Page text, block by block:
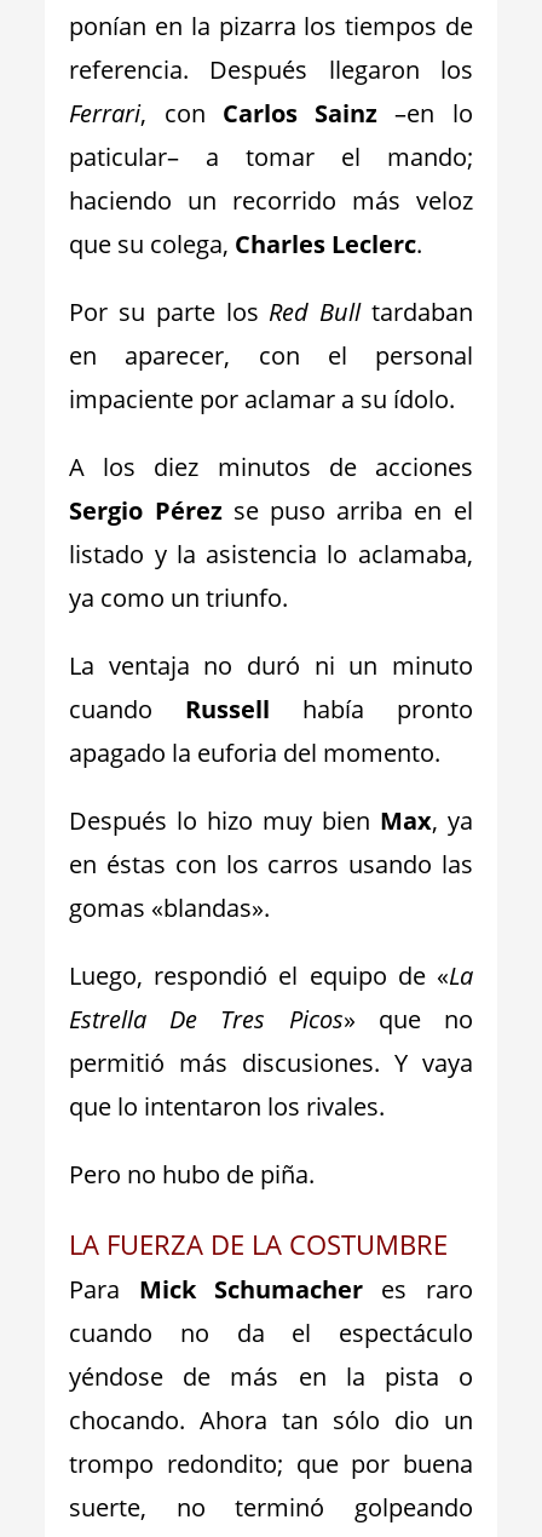
ponían en la pizarra los tiempos de
referencia. Después llegaron los
Ferrari, con Carlos Sainz –en lo
paticular– a tomar el mando;
haciendo un recorrido más veloz
que su colega, Charles Leclerc.
Por su parte los Red Bulltardaban
en aparecer, con el personal
impaciente por aclamar a su ídolo.
A los diez minutos de acciones
Sergio Pérezse puso arriba en el
listado y la asistencia lo aclamaba,
ya como un triunfo.
La ventaja no duró ni un minuto
cuando Russell había pronto
apagado la euforia del momento.
Después lo hizo muy bien Max, ya
en éstas con los carros usando las
gomas «blandas».
Luego, respondió el equipo de «La
Estrella De Tres Picos» que no
permitió más discusiones. Y vaya
que lo intentaron los rivales.
Pero no hubo de piña.
LA FUERZA DE LA COSTUMBRE
Para Mick Schumacher es raro
cuando no da el espectáculo
yéndose de más en la pista o
chocando. Ahora tan sólo dio un
trompo redondito; que por buena
suerte, no terminó golpeando